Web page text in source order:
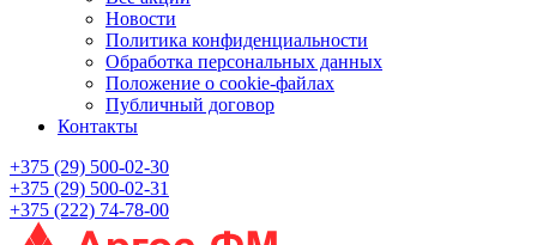
Новости
Политика конфиденциальности
Обработка персональных данных
Положение о cookie-файлах
Публичный договор
Контакты
+375 (29) 500-02-30
+375 (29) 500-02-31
+375 (222) 74-78-00